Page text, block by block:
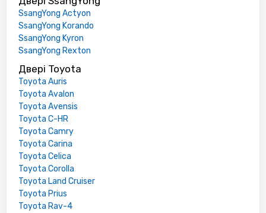
SsangYong Actyon
SsangYong Korando
SsangYong Kyron
SsangYong Rexton
Двері Toyota
Toyota Auris
Toyota Avalon
Toyota Avensis
Toyota C-HR
Toyota Camry
Toyota Carina
Toyota Celica
Toyota Corolla
Toyota Land Cruiser
Toyota Prius
Toyota Rav-4